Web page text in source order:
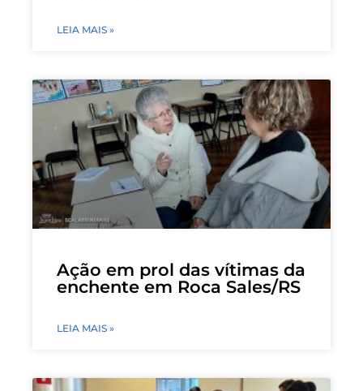
LEIA MAIS »
Ação em prol das vítimas da
enchente em Roca Sales/RS
LEIA MAIS »